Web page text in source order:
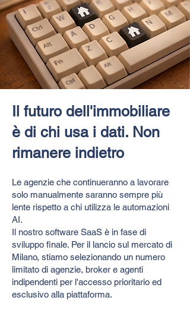
Il futuro dell'immobiliare
è di chi usa i dati. Non
rimanere indietro
Le agenzie che continueranno a lavorare
solo manualmente saranno sempre più
lente rispetto a chi utilizza le automazioni
AI.
Il nostro software SaaS è in fase di
sviluppo finale. Per il lancio sul mercato di
Milano, stiamo selezionando un numero
limitato di agenzie, broker e agenti
indipendenti per l'accesso prioritario ed
esclusivo alla piattaforma.